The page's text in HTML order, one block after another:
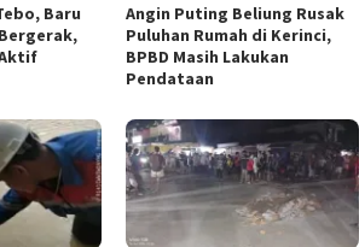
Baru
Angin Puting Beliung Rusak
Puluhan Rumah di Kerinci,
BPBD Masih Lakukan
Pendataan